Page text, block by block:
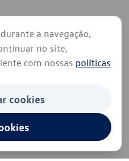
a navegação,
no site,
com nossas políticas
cookies